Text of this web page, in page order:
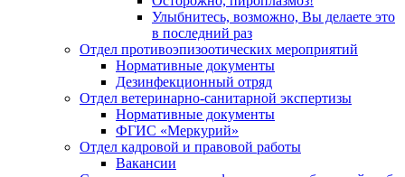
Улыбнитесь, возможно, Вы делаете это
в последний раз
Отдел противоэпизоотических мероприятий
Нормативные документы
Дезинфекционный отряд
Отдел ветеринарно-санитарной экспертизы
Нормативные документы
ФГИС «Меркурий»
Отдел кадровой и правовой работы
Вакансии